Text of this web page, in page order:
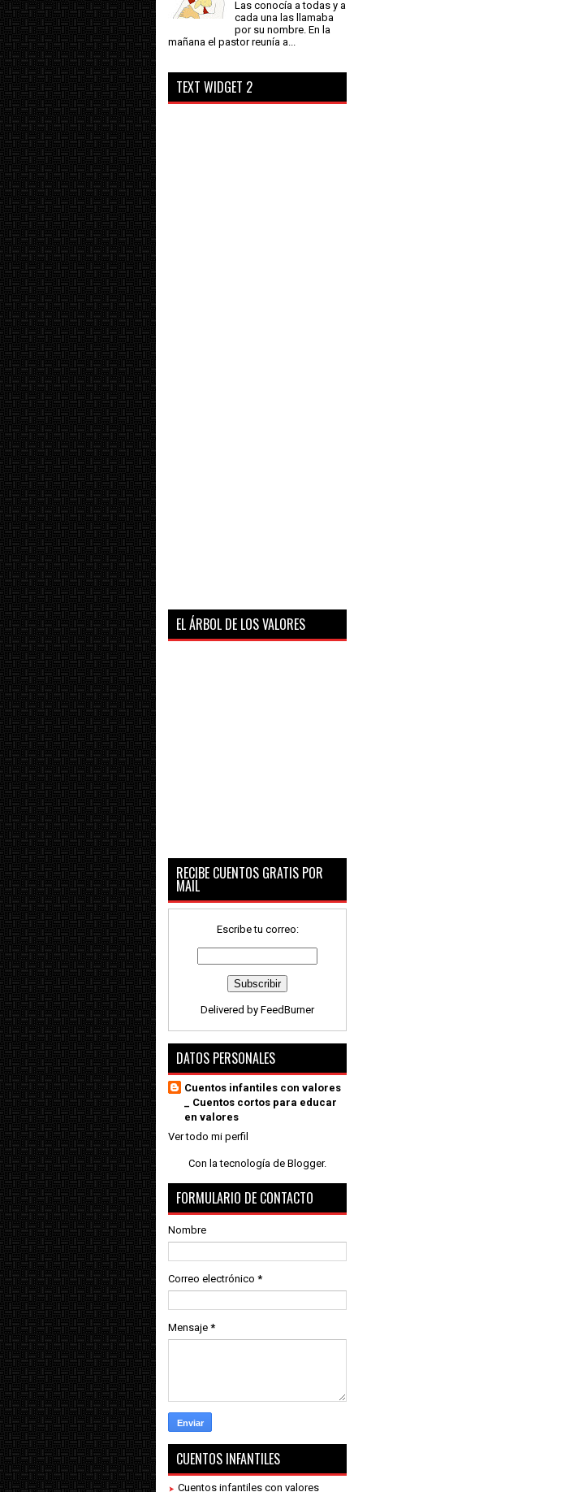
Las conocía a todas y a
cada una las llamaba
por su nombre. En la
mañana el pastor reunía a...
TEXT WIDGET 2
EL ÁRBOL DE LOS VALORES
RECIBE CUENTOS GRATIS POR
MAIL
Escribe tu correo:
Delivered by FeedBurner
DATOS PERSONALES
Cuentos infantiles con valores
_ Cuentos cortos para educar
en valores
Ver todo mi perfil
Con la tecnología de Blogger.
FORMULARIO DE CONTACTO
Nombre
Correo electrónico *
Mensaje *
CUENTOS INFANTILES
Cuentos infantiles con valores